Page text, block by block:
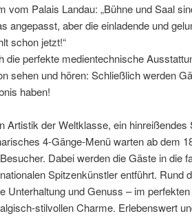
vom Palais Landau: „Bühne und Saal
angepasst, aber die einladende und
schon jetzt!“
die perfekte medientechnische
sehen und hören: Schließlich werden
haben!
Artistik der Weltklasse, ein hinreißendes
4-Gänge-Menü warten ab dem
Dabei werden die Gäste in die
Spitzenkünstler entführt. Rund
Unterhaltung und Genuss – im
stilvollen Charme. Erlebenswert